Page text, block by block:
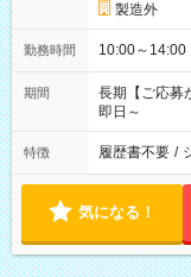
製造外
勤務時間
期間
長期【ご応募
即日～
特徴 履歴書不要 /
気になる！